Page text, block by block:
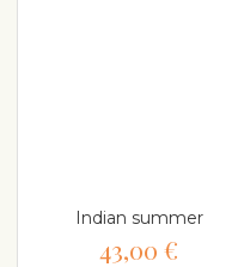
Indian summer
43,00 €